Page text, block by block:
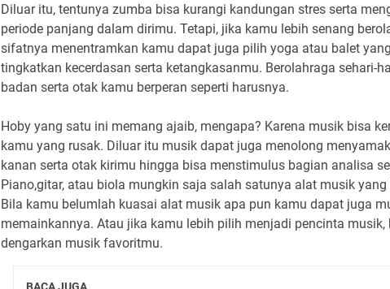
Diluar itu, tentunya zumba bisa kurangi kandungan stres serta
periode panjang dalam dirimu. Tetapi, jika kamu lebih senang
sifatnya menentramkan kamu dapat juga pilih yoga atau balet
tingkatkan kecerdasan serta ketangkasanmu. Berolahraga sehari-
badan serta otak kamu berperan seperti harusnya.
Hoby yang satu ini memang ajaib, mengapa? Karena musik bisa
kamu yang rusak. Diluar itu musik dapat juga menolong
kanan serta otak kirimu hingga bisa menstimulus bagian analisa
Piano,gitar, atau biola mungkin saja salah satunya alat musik
Bila kamu belumlah kuasai alat musik apa pun kamu dapat juga
memainkannya. Atau jika kamu lebih pilih menjadi pencinta musik,
dengarkan musik favoritmu.
BACA JUGA